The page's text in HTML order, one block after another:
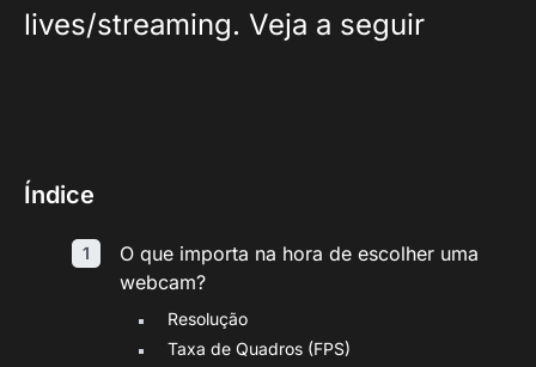
lives/streaming. Veja a seguir
Índice
O que importa na hora de escolher uma
webcam?
Resolução
Taxa de Quadros (FPS)